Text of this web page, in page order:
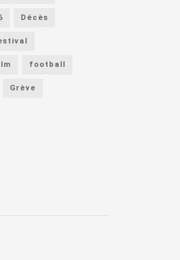
Décès
football
Grève